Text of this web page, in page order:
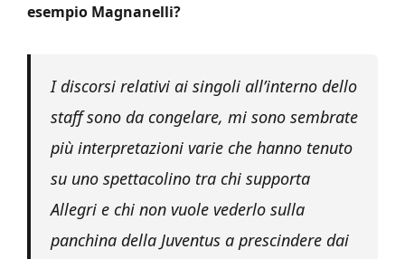
esempio Magnanelli?
I discorsi relativi ai singoli all’interno dello
staff sono da congelare, mi sono sembrate
più interpretazioni varie che hanno tenuto
su uno spettacolino tra chi supporta
Allegri e chi non vuole vederlo sulla
panchina della Juventus a prescindere dai